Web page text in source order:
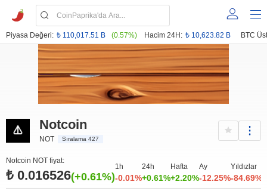
Piyasa Değeri: ₺ 110,017.51 B (0.57%) Hacim 24H: ₺ 10,623.82 B BTC
Notcoin
NOT Sıralama 427
Notcoin NOT fiyat:
₺ 0.016526(+0.61%)
1h
-0.01%
24h
+0.61%
Hafta
+2.20%
Ay
-12.25%
Yıldızlar
-84.69%